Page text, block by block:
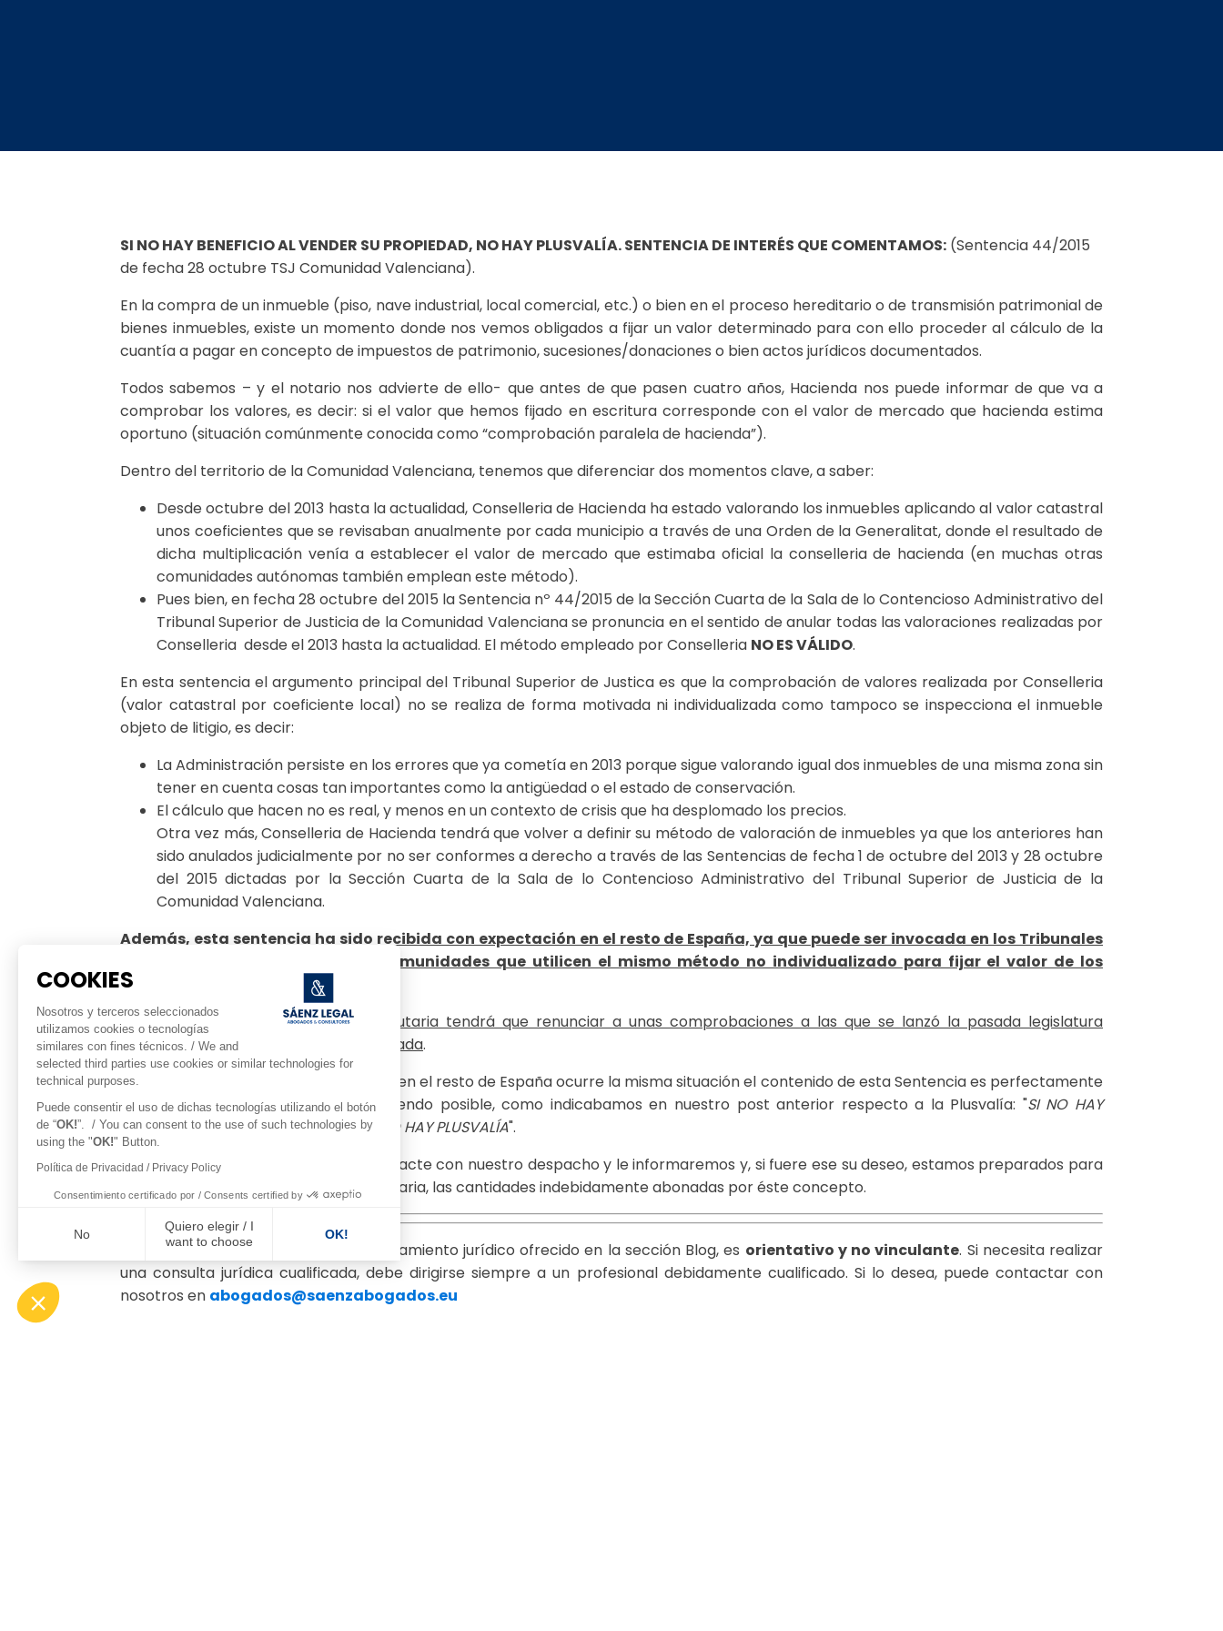
SI NO HAY BENEFICIO AL VENDER SU PROPIEDAD, NO HAY PLUSVALÍA. SENTENCIA DE INTERÉS QUE COMENTAMOS: (Sentencia 44/2015
de fecha 28 octubre TSJ Comunidad Valenciana).
En la compra de un inmueble (piso, nave industrial, local comercial, etc.) o bien en el proceso hereditario o de transmisión patrimonial de
bienes inmuebles, existe un momento donde nos vemos obligados a fijar un valor determinado para con ello proceder al cálculo de la
cuantía a pagar en concepto de impuestos de patrimonio, sucesiones/donaciones o bien actos jurídicos documentados.
Todos sabemos – y el notario nos advierte de ello- que antes de que pasen cuatro años, Hacienda nos puede informar de que va a
comprobar los valores, es decir: si el valor que hemos fijado en escritura corresponde con el valor de mercado que hacienda estima
oportuno (situación comúnmente conocida como “comprobación paralela de hacienda”).
Dentro del territorio de la Comunidad Valenciana, tenemos que diferenciar dos momentos clave, a saber:
Desde octubre del 2013 hasta la actualidad, Conselleria de Hacienda ha estado valorando los inmuebles aplicando al valor catastral
unos coeficientes que se revisaban anualmente por cada municipio a través de una Orden de la Generalitat, donde el resultado de
dicha multiplicación venía a establecer el valor de mercado que estimaba oficial la conselleria de hacienda (en muchas otras
comunidades autónomas también emplean este método).
Pues bien, en fecha 28 octubre del 2015 la Sentencia nº 44/2015 de la Sección Cuarta de la Sala de lo Contencioso Administrativo del
Tribunal Superior de Justicia de la Comunidad Valenciana se pronuncia en el sentido de anular todas las valoraciones realizadas por
Conselleria desde el 2013 hasta la actualidad. El método empleado por Conselleria NO ES VÁLIDO.
En esta sentencia el argumento principal del Tribunal Superior de Justica es que la comprobación de valores realizada por Conselleria
(valor catastral por coeficiente local) no se realiza de forma motivada ni individualizada como tampoco se inspecciona el inmueble
objeto de litigio, es decir:
La Administración persiste en los errores que ya cometía en 2013 porque sigue valorando igual dos inmuebles de una misma zona sin
tener en cuenta cosas tan importantes como la antigüedad o el estado de conservación.
El cálculo que hacen no es real, y menos en un contexto de crisis que ha desplomado los precios.
Otra vez más, Conselleria de Hacienda tendrá que volver a definir su método de valoración de inmuebles ya que los anteriores han
sido anulados judicialmente por no ser conformes a derecho a través de las Sentencias de fecha 1 de octubre del 2013 y 28 octubre
del 2015 dictadas por la Sección Cuarta de la Sala de lo Contencioso Administrativo del Tribunal Superior de Justicia de la
Comunidad Valenciana.
Además, esta sentencia ha sido recibida con expectación en el resto de España, ya que puede ser invocada en los Tribunales
Superiores de Justicia de otras comunidades que utilicen el mismo método no individualizado para fijar el valor de los
inmuebles.
Mientras tanto la administración tributaria tendrá que renunciar a unas comprobaciones a las que se lanzó la pasada legislatura
buscando ingresos de forma desesperada.
En consecuencia, y habida cuenta que en el resto de España ocurre la misma situación el contenido de esta Sentencia es perfectamente
extrapolable a otras comunidades, siendo posible, como indicabamos en nuestro post anterior respecto a la Plusvalía: "SI NO HAY
BENEFICIO AL VENDER SU PROPIEDAD, NO HAY PLUSVALÍA".
Si se encuentra en esta situacion, contacte con nuestro despacho y le informaremos y, si fuere ese su deseo, estamos preparados para
reclamar ante la Administracion Tributaria, las cantidades indebidamente abonadas por éste concepto.
La información y, en su caso, el asesoramiento jurídico ofrecido en la sección Blog, es orientativo y no vinculante. Si necesita realizar
una consulta jurídica cualificada, debe dirigirse siempre a un profesional debidamente cualificado. Si lo desea, puede contactar con
nosotros en abogados@saenzabogados.eu
COOKIES
Nosotros y terceros seleccionados
utilizamos cookies o tecnologías
similares con fines técnicos. / We and
selected third parties use cookies or similar technologies for
technical purposes.
Puede consentir el uso de dichas tecnologías utilizando el botón
de “OK!”. / You can consent to the use of such technologies by
using the "OK!" Button.
Política de Privacidad / Privacy Policy
Consentimiento certificado por / Consents certified by
No
Quiero elegir / I
want to choose
OK!
Axeptio consent
Plataforma de Gestión de Consentimiento: Personaliza tus Opciones
Nuestra plataforma te permite personalizar y gestionar tus ajustes de privacidad, garantizando el cumplimiento de las regulaciones. Personaliza tus preferencias para controlar cómo se